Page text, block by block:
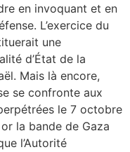
en invoquant et en
L’exercice du
une
d’État de la
Mais là encore,
se confronte aux
le 7 octobre
la bande de Gaza
l’Autorité